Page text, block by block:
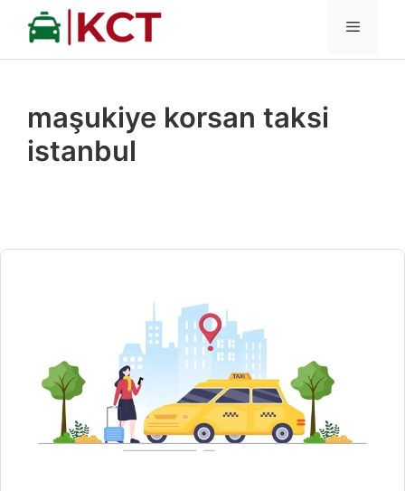
İçeriğe
MENÜ
maşukiye korsan taksi
istanbul